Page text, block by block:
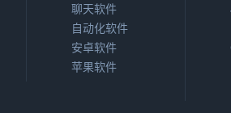
聊天软件
自动化软件
安卓软件
苹果软件